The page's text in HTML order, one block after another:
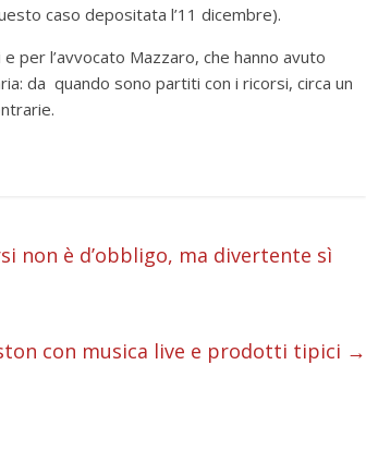
caso depositata l’11 dicembre).
per l’avvocato Mazzaro, che hanno avuto
da quando sono partiti con i ricorsi, circa un
non è d’obbligo, ma divertente sì
con musica live e prodotti tipici →